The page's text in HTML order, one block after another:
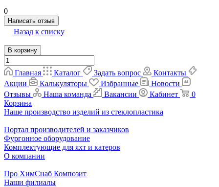
0
Написать отзыв
Назад к списку
В корзину
Главная Каталог Задать вопрос
Контакты
Акции
Калькуляторы Избранные
Новости
Отзывы
Наша команда Вакансии Кабинет
0
Корзина
Наше производство изделий из стеклопластика
Портал производителей и заказчиков
Фургонное оборудование
Комплектующие для яхт и катеров
О компании
Про ХимСнаб Композит
Наши филиалы